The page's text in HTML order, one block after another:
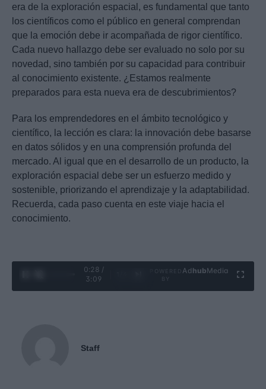
era de la exploración espacial, es fundamental que tanto
los científicos como el público en general comprendan
que la emoción debe ir acompañada de rigor científico.
Cada nuevo hallazgo debe ser evaluado no solo por su
novedad, sino también por su capacidad para contribuir
al conocimiento existente. ¿Estamos realmente
preparados para esta nueva era de descubrimientos?
Para los emprendedores en el ámbito tecnológico y
científico, la lección es clara: la innovación debe basarse
en datos sólidos y en una comprensión profunda del
mercado. Al igual que en el desarrollo de un producto, la
exploración espacial debe ser un esfuerzo medido y
sostenible, priorizando el aprendizaje y la adaptabilidad.
Recuerda, cada paso cuenta en este viaje hacia el
conocimiento.
0:29 /
3:09
Ad hubMedia
Staff